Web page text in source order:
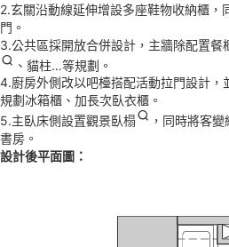
2.玄關沿動線延伸增設多座鞋物收納櫃，
門。
3.公共區採開放合併設計，主牆除配置餐
、貓柱…等規劃。
4.廚房外側改以吧檯搭配活動拉門設計，
規劃冰箱櫃、加長次臥衣櫃。
5.主臥床側設置觀景臥榻
，同時將客
書房。
設計後平面圖：